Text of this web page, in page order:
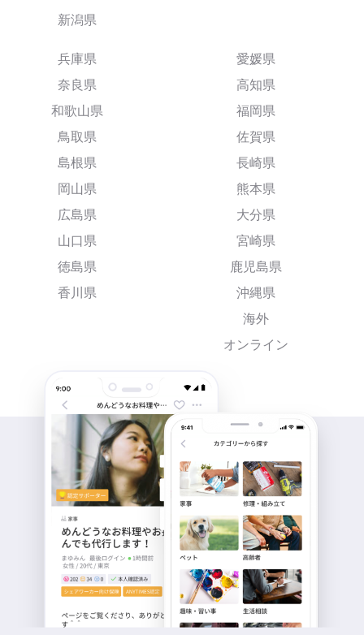
新潟県
兵庫県
奈良県
和歌山県
鳥取県
島根県
岡山県
広島県
山口県
徳島県
香川県
愛媛県
高知県
福岡県
佐賀県
長崎県
熊本県
大分県
宮崎県
鹿児島県
沖縄県
海外
オンライン